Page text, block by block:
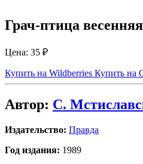
Грач-птица
Цена: 35 ₽
Купить на Wildberries Купить на
Автор: С.
Издательство: Правда
Год издания: 1989